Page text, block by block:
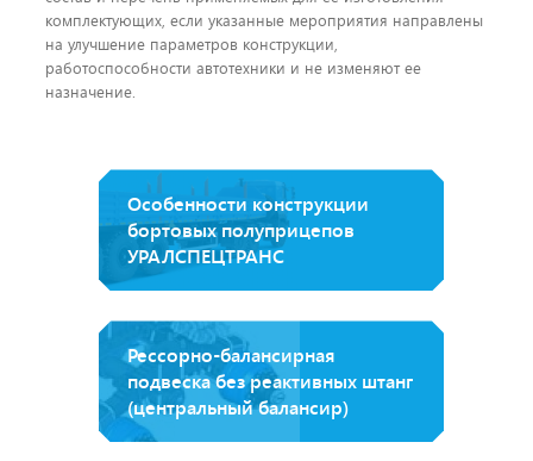
комплектующих, если указанные мероприятия направлены
на улучшение параметров конструкции,
работоспособности автотехники и не изменяют ее
назначение.
Особенности конструкции
бортовых полуприцепов
УРАЛСПЕЦТРАНС
Рессорно-балансирная
подвеска без реактивных штанг
(центральный балансир)